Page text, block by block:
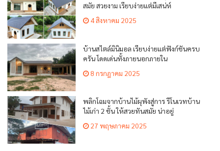
สมัย สวยงาม เรียบง่ายแต่มีเสน่ห์
4 สิงหาคม 2025
บ้านสไตล์มินิมอล เรียบง่ายแต่ฟังก์ชันครบ
ครัน โดดเด่นทั้งภายนอกภายใน
8 กรกฎาคม 2025
พลิกโฉมจากบ้านไม้ผุพังสู่การ รีโนเวทบ้าน
ไม้เก่า 2 ชั้น ให้สวยทันสมัย น่าอยู่
27 พฤษภาคม 2025